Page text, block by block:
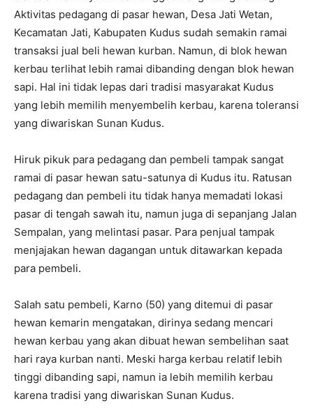
Aktivitas pedagang di pasar hewan, Desa Jati Wetan,
Kecamatan Jati, Kabupaten Kudus sudah semakin ramai
transaksi jual beli hewan kurban. Namun, di blok hewan
kerbau terlihat lebih ramai dibanding dengan blok hewan
sapi. Hal ini tidak lepas dari tradisi masyarakat Kudus
yang lebih memilih menyembelih kerbau, karena toleransi
yang diwariskan Sunan Kudus.
Hiruk pikuk para pedagang dan pembeli tampak sangat
ramai di pasar hewan satu-satunya di Kudus itu. Ratusan
pedagang dan pembeli itu tidak hanya memadati lokasi
pasar di tengah sawah itu, namun juga di sepanjang Jalan
Sempalan, yang melintasi pasar. Para penjual tampak
menjajakan hewan dagangan untuk ditawarkan kepada
para pembeli.
Salah satu pembeli, Karno (50) yang ditemui di pasar
hewan kemarin mengatakan, dirinya sedang mencari
hewan kerbau yang akan dibuat hewan sembelihan saat
hari raya kurban nanti. Meski harga kerbau relatif lebih
tinggi dibanding sapi, namun ia lebih memilih kerbau
karena tradisi yang diwariskan Sunan Kudus.